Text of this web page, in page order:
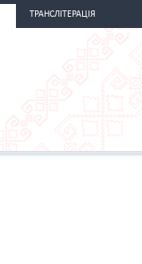
ТРАНСЛІТЕРАЦІЯ